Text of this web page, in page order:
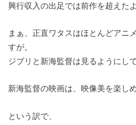
興行収入の出足では前作を超えた
まぁ、正直ワタスはほとんどアニ
すが。
ジブリと新海監督は見るようにして
新海監督の映画は、映像美を楽し
という訳で、